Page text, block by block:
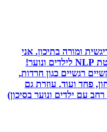
בתיכון. אני
מתמחה בטיפול רגשי בשיטת NLP לילדים ונוער!
כגון חרדות,
ועוד. עוזרת גם
ילדים ונוער בסיכון)